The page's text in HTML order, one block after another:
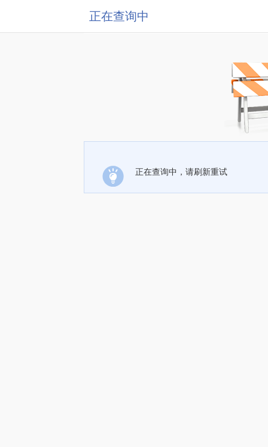
正在查询中
正在查询中，请刷新重试